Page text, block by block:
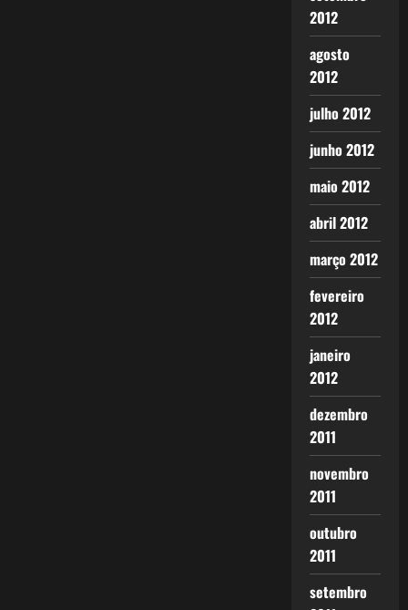
2012
agosto
2012
julho 2012
junho 2012
maio 2012
abril 2012
março 2012
fevereiro
2012
janeiro
2012
dezembro
2011
novembro
2011
outubro
2011
setembro